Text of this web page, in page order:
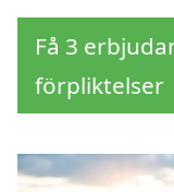
Få 3
förpliktelser